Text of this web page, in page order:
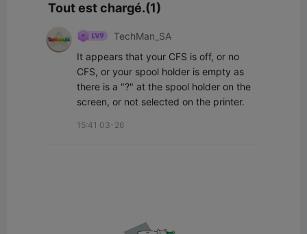
Tout est chargé.(1)
TechMan_SA
It appears that your CFS is off, or no
CFS, or your spool holder is empty as
there is a "?" at the spool holder on the
screen, or not selected on the printer.
15:41 03-26